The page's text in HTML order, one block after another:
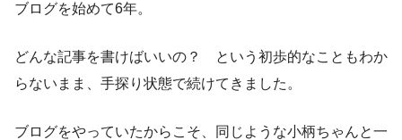
ブログを始めて6年。
どんな記事を書けばいいの？ という初歩的なこともわか
らないまま、手探り状態で続けてきました。
ブログをやっていたからこそ、同じような小柄ちゃんと一